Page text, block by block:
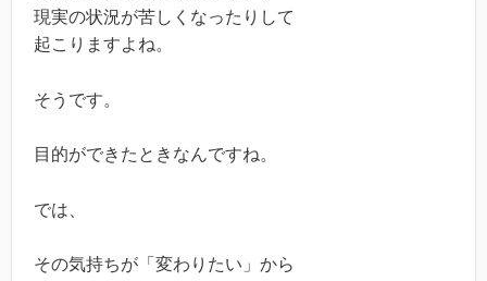
現実の状況が苦しくなったりして
起こりますよね。
そうです。
目的ができたときなんですね。
では、
その気持ちが「変わりたい」から